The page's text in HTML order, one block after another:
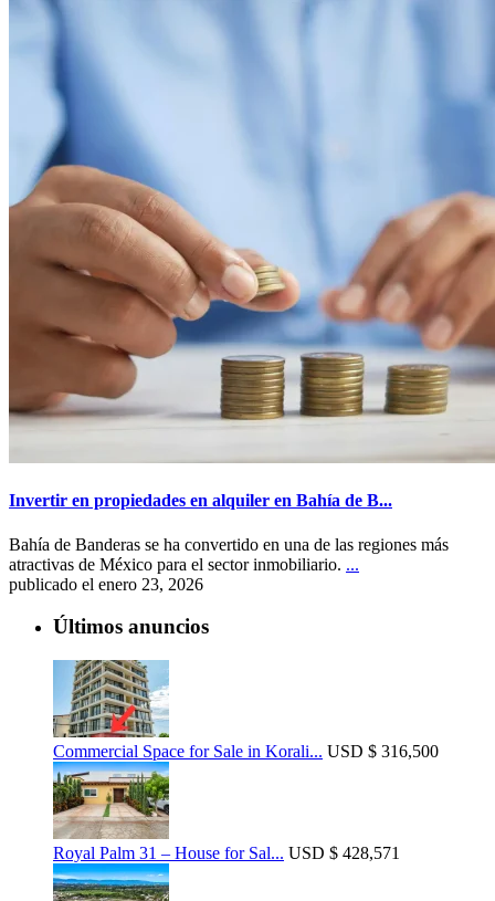
Invertir en propiedades en alquiler en Bahía de B...
Bahía de Banderas se ha convertido en una de las regiones más
atractivas de México para el sector inmobiliario. ...
publicado el enero 23, 2026
Últimos anuncios
Commercial Space for Sale in Korali... USD $ 316,500
Royal Palm 31 – House for Sal... USD $ 428,571